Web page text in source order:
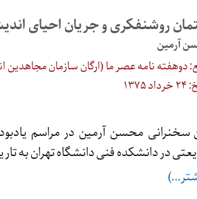
روشنفکری و جریان احیای
آرمین
دوهفته نامه عصر ما (ارگان سازمان مجاهدین
سخنرانی محسن آرمین در مراسم
در دانشکده فنی دانشگاه تهران به تاریخ ۳ خرداد